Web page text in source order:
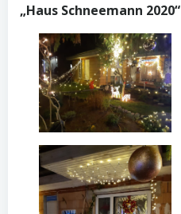
„Haus Schneemann 2020“